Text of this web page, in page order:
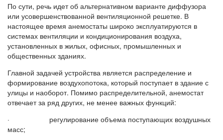
По сути, речь идет об альтернативном варианте диффузора
или усовершенствованной вентиляционной решетке. В
настоящее время анемостаты широко эксплуатируются в
системах вентиляции и кондиционирования воздуха,
установленных в жилых, офисных, промышленных и
общественных зданиях.
Главной задачей устройства является распределение и
формирование воздухопотока, который поступает в здание с
улицы и наоборот. Помимо распределительной, анемостат
отвечает за ряд других, не менее важных функций:
· регулирование объема поступающих воздушных
масс;